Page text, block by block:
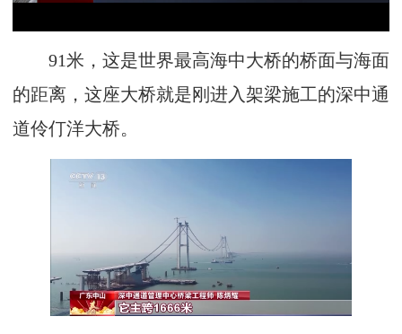
91米，这是世界最高海中大桥的桥面与海面
的距离，这座大桥就是刚进入架梁施工的深中通
道伶仃洋大桥。